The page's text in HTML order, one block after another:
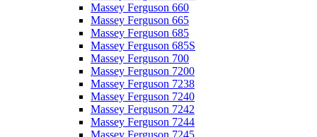
Massey Ferguson 660
Massey Ferguson 665
Massey Ferguson 685
Massey Ferguson 685S
Massey Ferguson 700
Massey Ferguson 7200
Massey Ferguson 7238
Massey Ferguson 7240
Massey Ferguson 7242
Massey Ferguson 7244
Massey Ferguson 7245